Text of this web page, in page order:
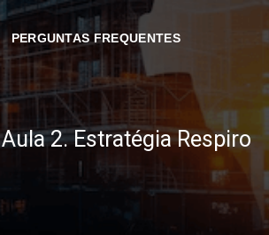
PERGUNTAS FREQUENTES
Aula 2. Estratégia Respiro